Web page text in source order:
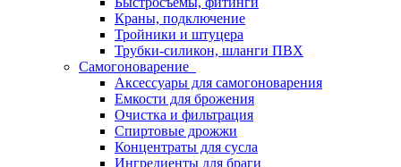
Краны, подключение
Тройники и штуцера
Трубки-силикон, шланги ПВХ
Самогоноварение
Аксессуары для самогоноварения
Емкости для брожения
Очистка и фильтрация
Спиртовые дрожжи
Концентраты для сусла
Ингредиенты для браги